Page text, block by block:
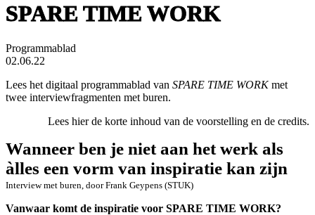
SPARE TIME WORK
Programmablad
02.06.22
Lees het digitaal programmablad van SPARE TIME WORKmet
twee interviewfragmenten met buren.
Lees hierde korte inhoud van de voorstelling en de credits.
Wanneer ben je niet aan het werk als
àlles een vorm van inspiratie kan zijn
Interview met buren, door Frank Geypens (STUK)
Vanwaar komt de inspiratie voor SPARE TIME WORK?